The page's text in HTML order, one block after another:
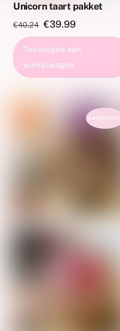
Unicorn taart pakket
€40.24 Oorspronkelijke
prijs
was:
€40.24.
€39.99Huidige
prijs
is:
Toevoegen aan
winkelwagen
AANBIEDING!